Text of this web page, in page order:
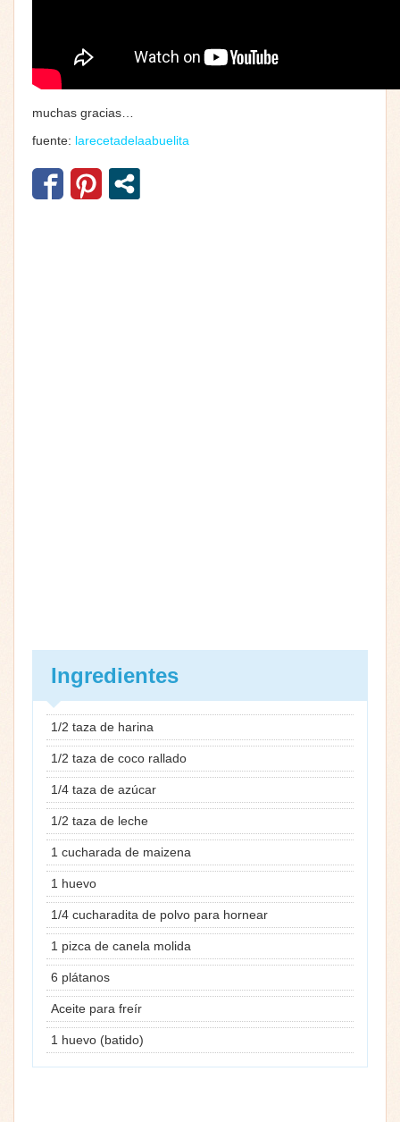
muchas gracias…
fuente: larecetadelaabuelita
Ingredientes
1/2 taza de harina
1/2 taza de coco rallado
1/4 taza de azúcar
1/2 taza de leche
1 cucharada de maizena
1 huevo
1/4 cucharadita de polvo para hornear
1 pizca de canela molida
6 plátanos
Aceite para freír
1 huevo (batido)